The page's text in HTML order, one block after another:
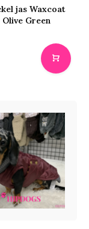
jas Waxcoat
Green